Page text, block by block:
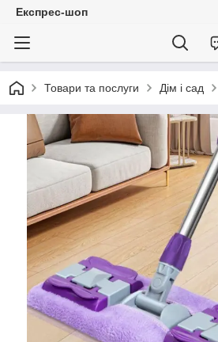
Експрес-шоп
Товари та послуги Дім і сад